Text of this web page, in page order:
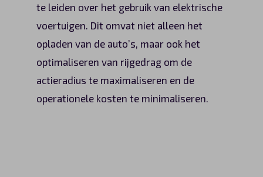
te leiden over het gebruik van elektrische
voertuigen. Dit omvat niet alleen het
opladen van de auto’s, maar ook het
optimaliseren van rijgedrag om de
actieradius te maximaliseren en de
operationele kosten te minimaliseren.